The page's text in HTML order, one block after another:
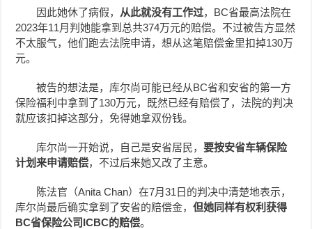
因此她休了病假， 从此就没有工作过，BC省最高法院在
2023年11月判她能拿到总共374万元的赔偿。不过被告方显然
不太服气，他们跑去法院申请，想从这笔赔偿金里扣掉130万
元。
被告的想法是，库尔尚可能已经从BC省和安省的第一方
保险福利中拿到了130万元，既然已经有赔偿了，法院的判决
就应该扣掉这部分，免得她拿双份钱。
库尔尚一开始说，自己是安省居民，要按安省车辆保险
计划来申请赔偿，不过后来她又改了主意。
陈法官（Anita Chan）在7月31日的判决中清楚地表示，
库尔尚最后确实拿到了安省的赔偿金，但她同样有权利获得
BC省保险公司ICBC的赔偿。